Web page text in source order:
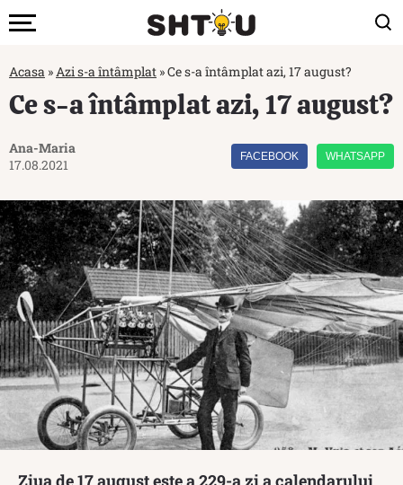
Acasa »Azi s-a întâmplat »Ce s-a întâmplat azi, 17 august?
Ce s-a întâmplat azi, 17 august?
Ana-Maria
17.08.2021
FACEBOOK WHATSAPP
Ziua de 17 august este a 229-a zi a calendarului